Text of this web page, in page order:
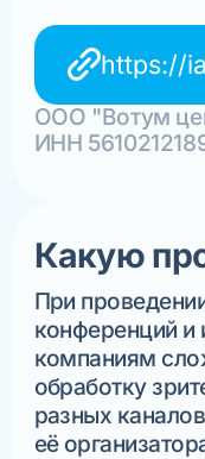
https://
ООО "Вотум
ИНН
Какую
При
конференций и
компаниям
обработку
разных
её